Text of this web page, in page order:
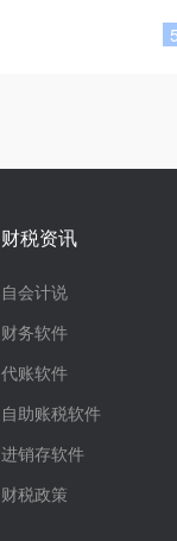
财税资讯
自会计说
财务软件
代账软件
自助账税软件
进销存软件
财税政策